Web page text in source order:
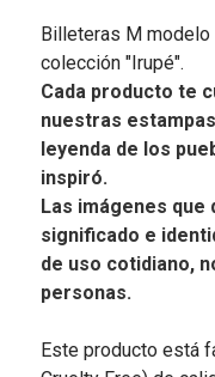
Billeteras M
colección "Irupé".
Cada producto te
nuestras
leyenda de los
inspiró.
Las imágenes que
significado e
de uso cotidiano,
personas.
Este producto está